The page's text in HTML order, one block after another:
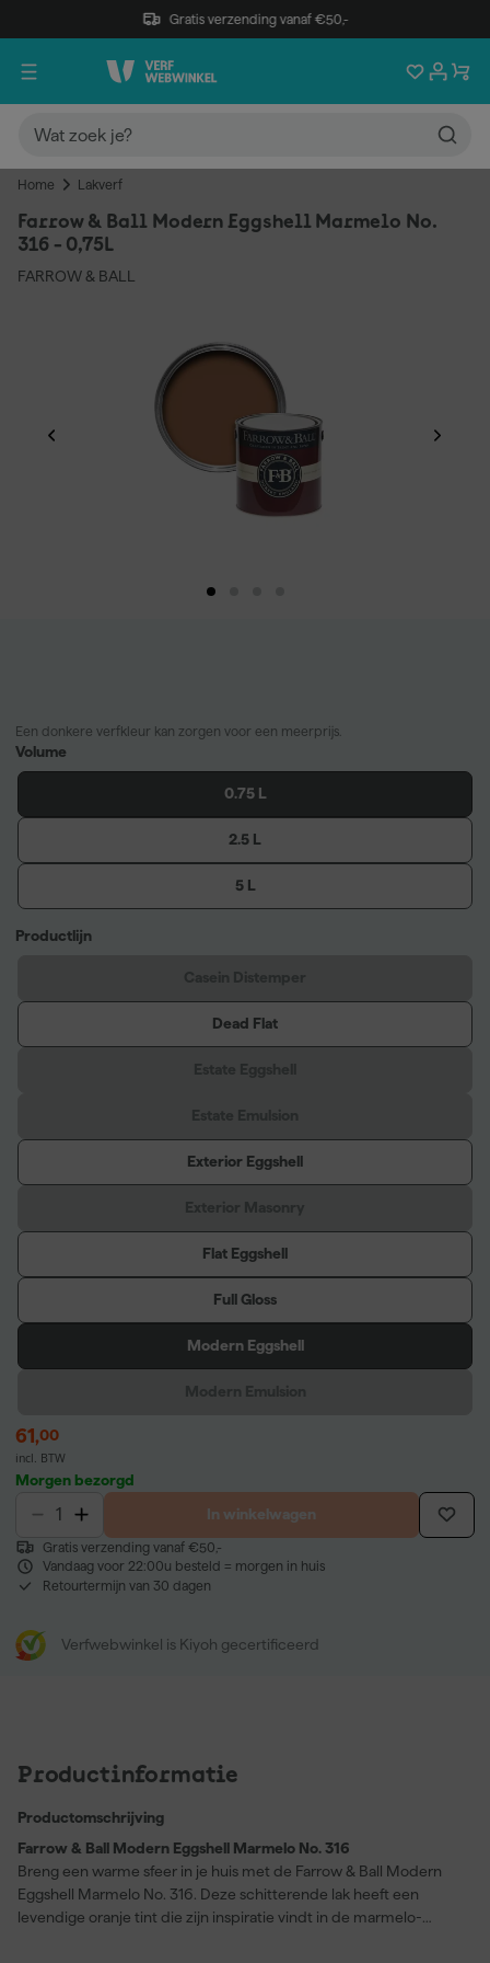
Gratis verzending vanaf €50,-
Home Lakverf
Farrow & Ball Modern Eggshell Marmelo No.
316 - 0,75L
FARROW & BALL
Een donkere verfkleur kan zorgen voor een meerprijs.
Volume
0.75 L
2.5 L
5 L
Productlijn
Dead Flat
Exterior Eggshell
Flat Eggshell
Full Gloss
Modern Eggshell
61,00
incl. BTW
Morgen bezorgd
In winkelwagen
Gratis verzending vanaf €50,-
Vandaag voor 22:00u besteld = morgen in huis
Retourtermijn van 30 dagen
Verfwebwinkel is Kiyoh gecertificeerd
Productinformatie
Productomschrijving
Farrow & Ball Modern Eggshell Marmelo No. 316
Breng een warme sfeer in je huis met de Farrow & Ball Modern
Eggshell Marmelo No. 316. Deze schitterende lak heeft een
levendige oranje tint die zijn inspiratie vindt in de marmelo-